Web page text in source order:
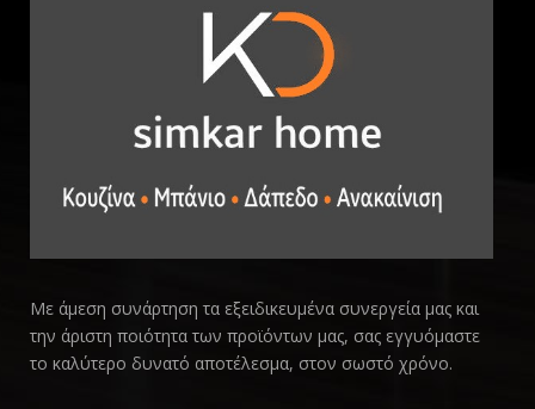
Με άμεση συνάρτηση τα εξειδικευμένα συνεργεία μας και
την άριστη ποιότητα των προϊόντων μας, σας εγγυόμαστε
το καλύτερο δυνατό αποτέλεσμα, στον σωστό χρόνο.